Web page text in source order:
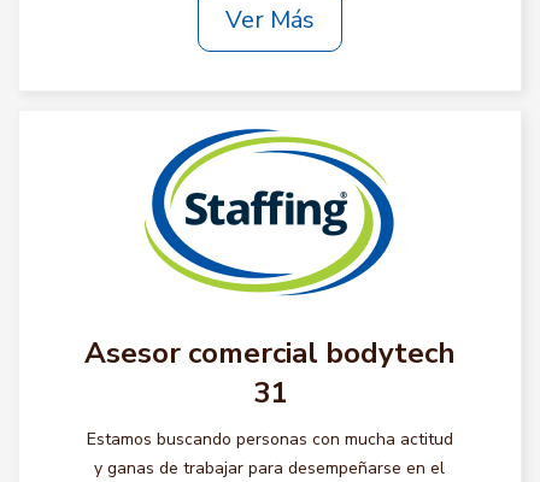
Ver Más
Asesor comercial bodytech
31
Estamos buscando personas con mucha actitud
y ganas de trabajar para desempeñarse en el